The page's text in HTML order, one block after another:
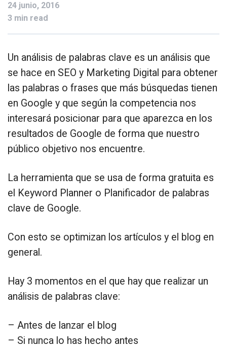
24 junio, 2016
3 min read
Un análisis de palabras clave es un análisis que
se hace en SEO y Marketing Digital para obtener
las palabras o frases que más búsquedas tienen
en Google y que según la competencia nos
interesará posicionar para que aparezca en los
resultados de Google de forma que nuestro
público objetivo nos encuentre.
La herramienta que se usa de forma gratuita es
el Keyword Planner o Planificador de palabras
clave de Google.
Con esto se optimizan los artículos y el blog en
general.
Hay 3 momentos en el que hay que realizar un
análisis de palabras clave:
– Antes de lanzar el blog
– Si nunca lo has hecho antes